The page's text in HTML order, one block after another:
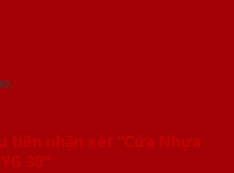
tiên nhận xét “Cửa Nhựa
30”